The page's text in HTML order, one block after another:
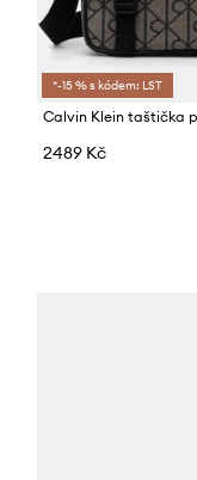
*-15 % s kódem: LST
Calvin Klein taštička
2489 Kč